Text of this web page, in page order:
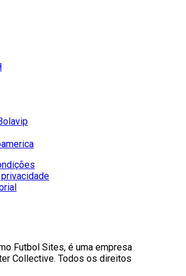
Futbol Sites, é uma empresa
Collective. Todos os direitos